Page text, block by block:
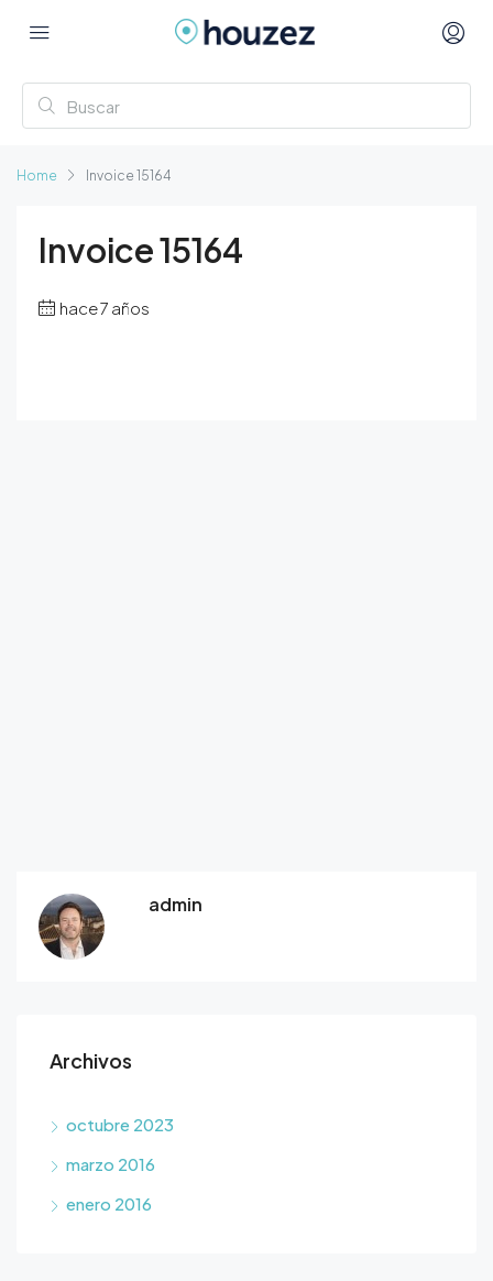
Home Invoice 15164
Invoice 15164
hace 7 años
admin
Archivos
octubre 2023
marzo 2016
enero 2016